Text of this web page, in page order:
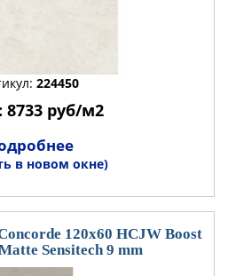
224450
8733 руб/м2
в новом окне)
120x60 HCJW Boost
Sensitech 9 mm